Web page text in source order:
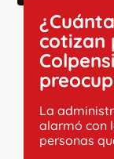
cotizan
La
alarmó con
personas